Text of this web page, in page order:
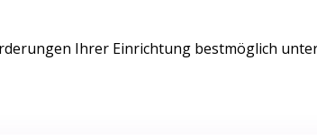
Ihrer Einrichtung bestmöglich